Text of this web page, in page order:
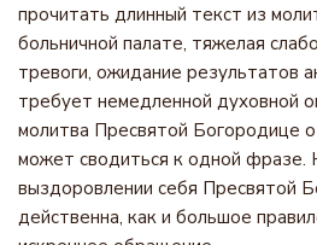
прочитать длинный текст из
больничной палате, тяжелая
тревоги, ожидание результатов
требует немедленной духовной
молитва Пресвятой Богородице
может сводиться к одной фразе.
выздоровлении себя Пресвятой
действенна, как и большое